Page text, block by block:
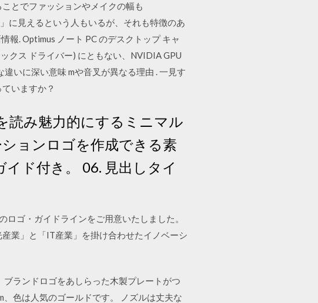
とでファッションやメイクの幅も
に見えるという人もいるが、それも特徴のあ
報. Optimus ノート PC のデスクトップ キャ
クス ドライバー) にともない、NVIDIA GPU
いに深い意味 mや音叉が異なる理由 . 一見す
いますか？
読み魅力的にするミニマル
ションロゴを作成できる素
ド付き。 06. 見出しタイ
ゴ・ガイドラインをご用意いたしました。
業」と「IT産業」を掛け合わせたイノベーシ
ランドロゴをあしらった木製プレートがつ
色は人気のゴールドです。 ノズルは丈夫な